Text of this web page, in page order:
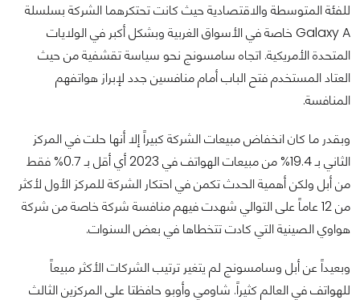
للفئة المتوسطة والاقتصادية حيث كانت تحتكرهما الشركة بسلسلة
Galaxy A خاصة في الأسواق الغربية وبشكل أكبر في الولايات
المتحدة الأمريكية. اتجاه سامسونج نحو سياسة تقشفية من حيث
العتاد المستخدم فتح الباب أمام منافسين جدد لإبراز هواتفهم
المنافسة.
وبقدر ما كان انخفاض مبيعات الشركة كبيراً إلا أنها حلت في المركز
الثاني بـ 19.4% من مبيعات الهواتف في 2023 أي أقل بـ 0.7% فقط
من أبل ولكن أهمية الحدث تكمن في احتكار الشركة للمركز الأول لأكثر
من 12 عاماً على التوالي شهدت فيهم منافسة شركة خاصة من شركة
هواوي الصينية التي كادت تتخطاها في بعض السنوات.
وبعيداً عن أبل وسامسونج لم يتغير ترتيب الشركات الأكثر مبيعاً
للهواتف في العالم كثيراً. شاومي وأوبو حافظتا على المركزين الثالث